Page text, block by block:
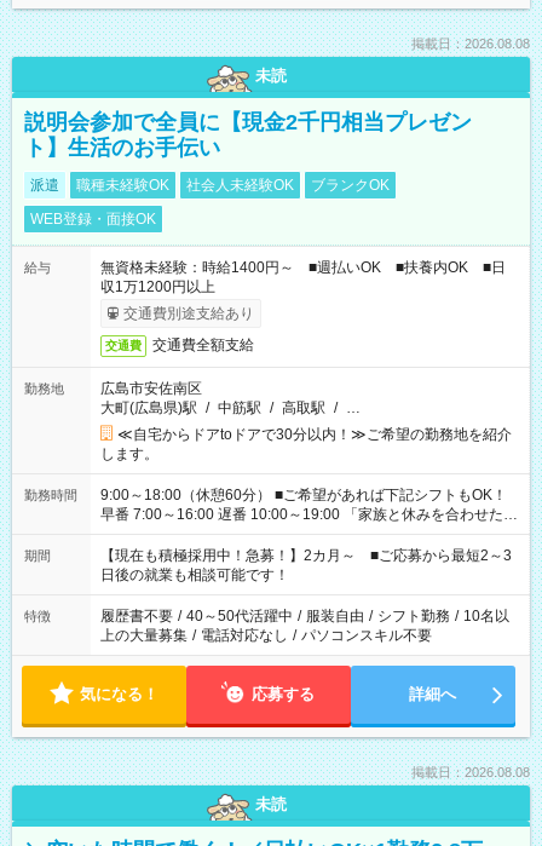
掲載日：2026.08.08
未読
説明会参加で全員に【現金2千円相当プレゼン
ト】生活のお手伝い
派遣 職種未経験OK 社会人未経験OK
ブランクOK
WEB登録・面接OK
給与
無資格未経験：時給1400円～ ■週払いOK ■扶養内OK ■日
収1万1200円以上
交通費別途支給あり
交通費 交通費全額支給
勤務地
広島市安佐南区
大町(広島県)駅 / 中筋駅 / 高取駅 / …
≪自宅からドアtoドアで30分以内！≫ご希望の勤務地を紹介
します。
勤務時間
9:00～18:00（休憩60分） ■ご希望があれば下記シフトもOK！
早番 7:00～16:00 遅番 10:00～19:00 「家族と休みを合わせた
い」 「余裕を持って夕飯の準備がしたい」 「できれば残業はし
たくない」 など、ご希望を教えてくださいね。 ※Wワーク希望
の方へ 今ご覧のお仕事で希望する勤務時間と、もう1つのお仕事
の勤務時間。 合計で週40時間を超える場合は応募できません。
期間
【現在も積極採用中！急募！】2カ月～ ■ご応募から最短2～3
日後の就業も相談可能です！
特徴 履歴書不要 / 40～50代活躍中 / 服装自由 / シフト勤務 / 10名以
上の大量募集 / 電話対応なし / パソコンスキル不要
気になる！ 応募する 詳細へ
掲載日：2026.08.08
未読